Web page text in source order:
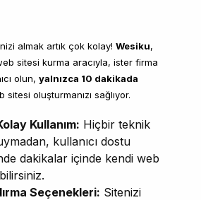
almak artık çok kolay! Wesiku,
sitesi kurma aracıyla, ister firma
olun, yalnızca 10 dakikada
oluşturmanızı sağlıyor.
Kullanım: Hiçbir teknik
kullanıcı dostu
dakikalar içinde kendi web
Seçenekleri: Sitenizi